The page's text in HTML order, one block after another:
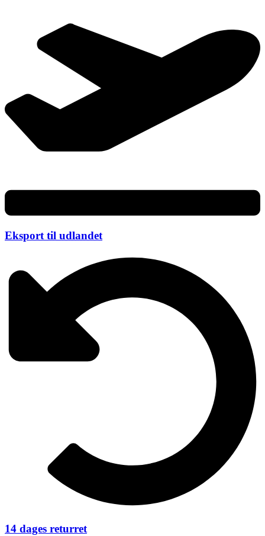
Eksport til udlandet
14 dages returret